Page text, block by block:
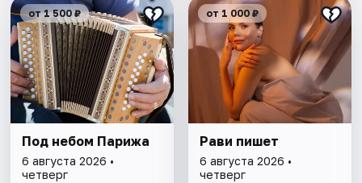
от 1 500 ₽
Под небом Парижа
6 августа 2026 •
четверг
от 1 000 ₽
Рави пишет
6 августа 2026 •
четверг